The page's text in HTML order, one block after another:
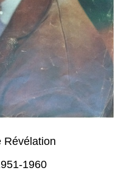
Révélation
1960